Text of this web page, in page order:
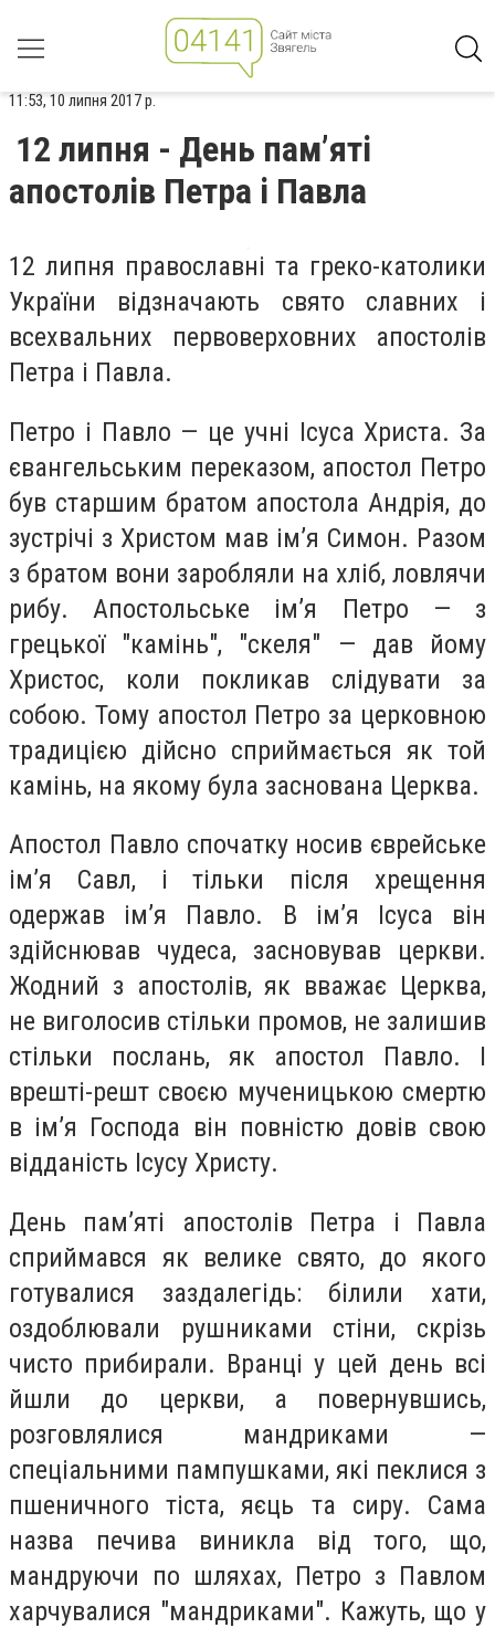
11:53, 10 липня 2017 р.
12 липня - День пам’яті
апостолів Петра і Павла
12 липня православні та греко-католики
України відзначають свято славних і
всехвальних первоверховних апостолів
Петра і Павла.
Петро і Павло — це учні Ісуса Христа. За
євангельським переказом, апостол Петро
був старшим братом апостола Андрія, до
зустрічі з Христом мав ім’я Симон. Разом
з братом вони заробляли на хліб, ловлячи
рибу. Апостольське ім’я Петро — з
грецької "камінь", "скеля" — дав йому
Христос, коли покликав слідувати за
собою. Тому апостол Петро за церковною
традицією дійсно сприймається як той
камінь, на якому була заснована Церква.
Апостол Павло спочатку носив єврейське
ім’я Савл, і тільки після хрещення
одержав ім’я Павло. В ім’я Ісуса він
здійснював чудеса, засновував церкви.
Жодний з апостолів, як вважає Церква,
не виголосив стільки промов, не залишив
стільки послань, як апостол Павло. І
врешті-решт своєю мученицькою смертю
в ім’я Господа він повністю довів свою
відданість Ісусу Христу.
День пам’яті апостолів Петра і Павла
сприймався як велике свято, до якого
готувалися заздалегідь: білили хати,
оздоблювали рушниками стіни, скрізь
чисто прибирали. Вранці у цей день всі
йшли до церкви, а повернувшись,
розговлялися мандриками —
спеціальними пампушками, які пеклися з
пшеничного тіста, яєць та сиру. Сама
назва печива виникла від того, що,
мандруючи по шляхах, Петро з Павлом
харчувалися "мандриками". Кажуть, що у